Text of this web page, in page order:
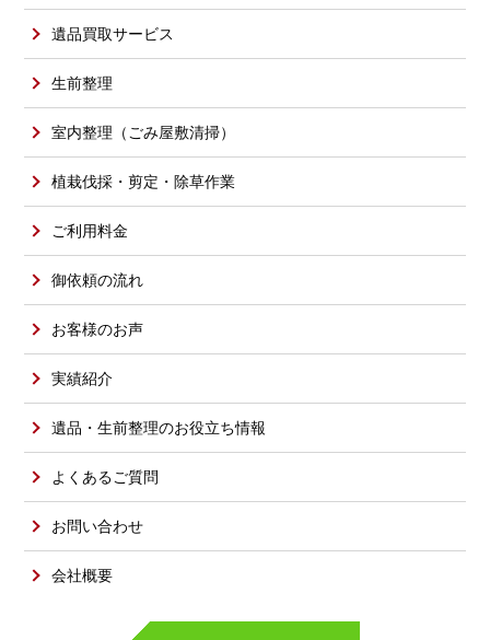
遺品買取サービス
生前整理
室内整理（ごみ屋敷清掃）
植栽伐採・剪定・除草作業
ご利用料金
御依頼の流れ
お客様のお声
実績紹介
遺品・生前整理のお役立ち情報
よくあるご質問
お問い合わせ
会社概要